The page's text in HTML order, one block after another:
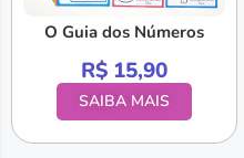
O Guia dos Números
R$ 15,90
SAIBA MAIS